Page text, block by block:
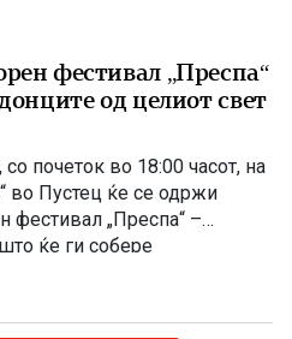
фестивал „Преспа“
од целиот свет
почеток во 18:00 часот, на
во Пустец ќе се одржи
фестивал „Преспа“ –
ќе ги собере
Албанија и дијаспората во
за промоција на богатото